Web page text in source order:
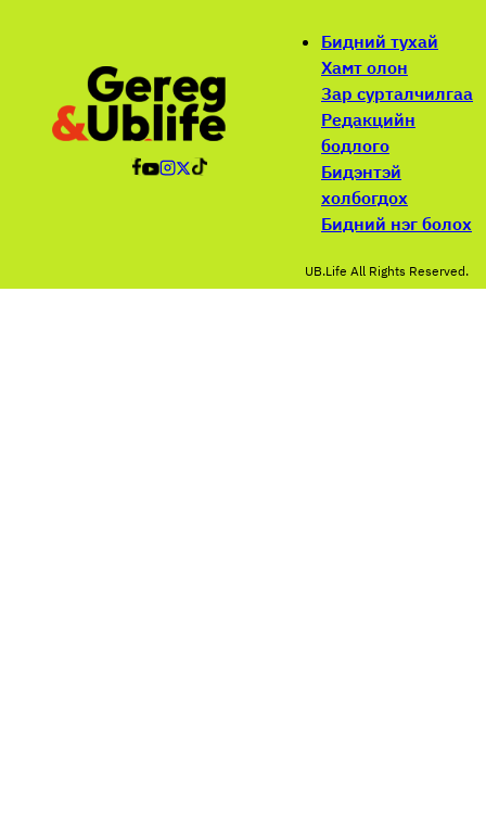
Бидний тухай
Хамт олон
Зар сурталчилгаа
Редакцийн
бодлого
Бидэнтэй
холбогдох
Бидний нэг болох
UB.Life All Rights Reserved.